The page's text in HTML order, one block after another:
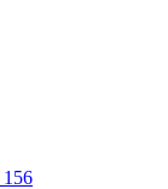
156